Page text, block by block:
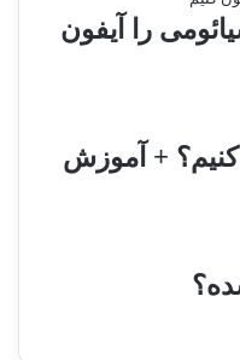
را آیفون
+ آموزش